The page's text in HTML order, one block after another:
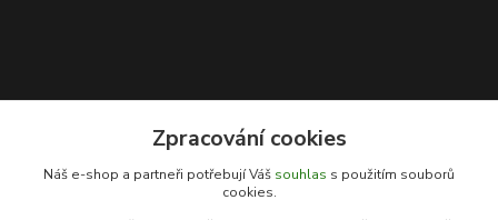
Kontakty
Zpracování cookies
Náš e-shop a partneři potřebují Váš souhlas s použitím souborů
cookies.